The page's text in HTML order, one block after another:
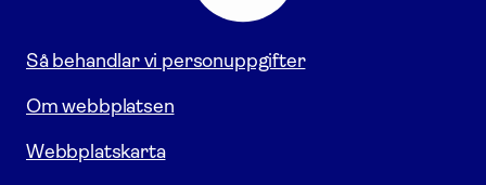
startsidan
Så behandlar vi personuppgifter
Om webbplatsen
Webbplatskarta